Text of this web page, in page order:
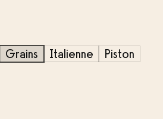
Grains Italienne Piston